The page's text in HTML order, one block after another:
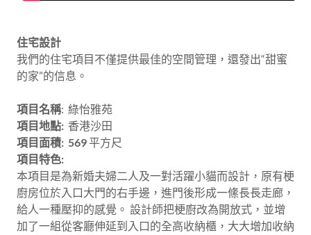
住宅設計
我們的住宅項目不僅提供最佳的空間管理，還發出“甜蜜
的家”的信息。
項目名稱: 綠怡雅苑
項目地點: 香港沙田
項目面積: 569平方尺
項目特色:
本項目是為新婚夫婦二人及一對活躍小貓而設計，原有梗
廚房位於入口大門的右手邊，進門後形成一絛長長走廊，
給人一種壓抑的感覺。 設計師把梗廚改為開放式，並增
加了一組從客廳伸延到入口的全高收納櫃，大大增加收納